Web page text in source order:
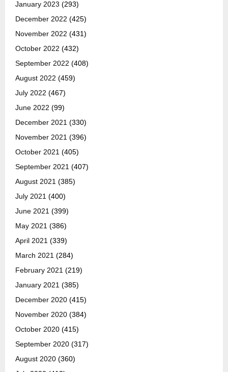
January 2023 (293)
December 2022 (425)
November 2022 (431)
October 2022 (432)
September 2022 (408)
August 2022 (459)
July 2022 (467)
June 2022 (99)
December 2021 (330)
November 2021 (396)
October 2021 (405)
September 2021 (407)
August 2021 (385)
July 2021 (400)
June 2021 (399)
May 2021 (386)
April 2021 (339)
March 2021 (284)
February 2021 (219)
January 2021 (385)
December 2020 (415)
November 2020 (384)
October 2020 (415)
September 2020 (317)
August 2020 (360)